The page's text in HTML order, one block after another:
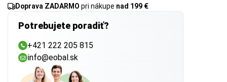
Doprava ZADARMO pri nákupe nad 199 €
Potrebujete poradiť?
+421 222 205 815
info@eobal.sk